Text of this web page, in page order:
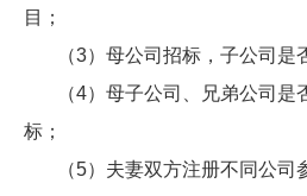
目；
（3）母公司招标，子公司是
（4）母子公司、兄弟公司
标；
（5）夫妻双方注册不同公